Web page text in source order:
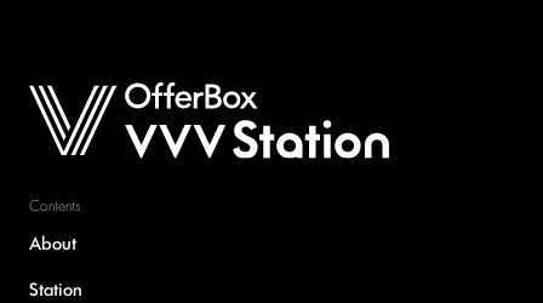
Contents
About
Station